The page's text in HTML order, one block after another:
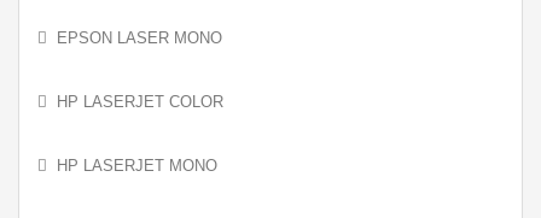
EPSON LASER MONO
HP LASERJET COLOR
HP LASERJET MONO